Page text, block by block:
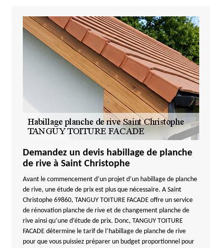
Demandez un devis habillage de planche
de rive à Saint Christophe
Avant le commencement d’un projet d’un habillage de planche
de rive, une étude de prix est plus que nécessaire. A Saint
Christophe 69860, TANGUY TOITURE FACADE offre un service
de rénovation planche de rive et de changement planche de
rive ainsi qu’une d’étude de prix. Donc, TANGUY TOITURE
FACADE détermine le tarif de l’habillage de planche de rive
pour que vous puissiez préparer un budget proportionnel pour